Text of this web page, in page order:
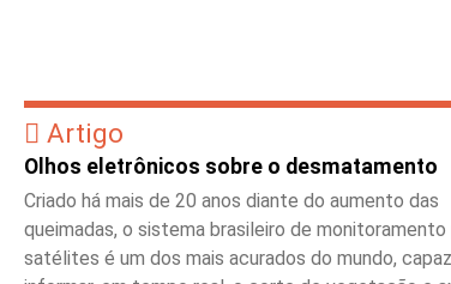
Artigo
Olhos eletrônicos sobre o desmatamento
Criado há mais de 20 anos diante do aumento das
queimadas, o sistema brasileiro de monitoramento
satélites é um dos mais acurados do mundo,